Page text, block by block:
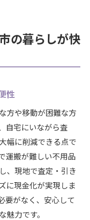
の暮らしが快
性
方や移動が困難な方
自宅にいながら査
幅に削減できる点で
運搬が難しい不用品
、現地で査定・引き
に現金化が実現しま
要がなく、安心して
力です。